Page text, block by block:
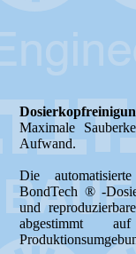
Maximale
Aufwand.
Die
BondTech ® -
und
abgestimmt